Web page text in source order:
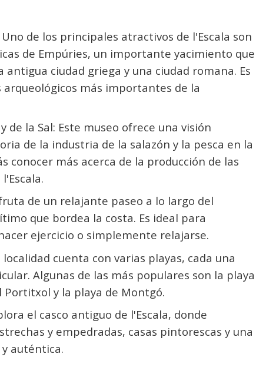
de los principales atractivos de l'Escala son
de Empúries, un importante yacimiento que
antigua ciudad griega y una ciudad romana. Es
arqueológicos más importantes de la
de la Sal: Este museo ofrece una visión
de la industria de la salazón y la pesca en la
conocer más acerca de la producción de las
de un relajante paseo a lo largo del
que bordea la costa. Es ideal para
ejercicio o simplemente relajarse.
localidad cuenta con varias playas, cada una
Algunas de las más populares son la playa
Portitxol y la playa de Montgó.
el casco antiguo de l'Escala, donde
y empedradas, casas pintorescas y una
auténtica.